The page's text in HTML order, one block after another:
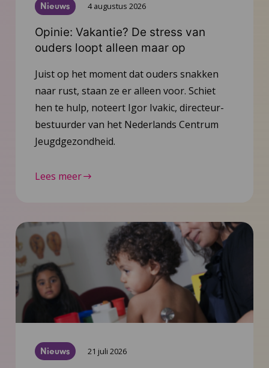
Nieuws 4 augustus 2026
Opinie: Vakantie? De stress van
ouders loopt alleen maar op
Juist op het moment dat ouders snakken
naar rust, staan ze er alleen voor. Schiet
hen te hulp, noteert Igor Ivakic, directeur-
bestuurder van het Nederlands Centrum
Jeugdgezondheid.
Lees meer
Nieuws 21 juli 2026